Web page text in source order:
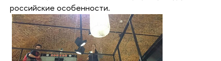
российские особенности.